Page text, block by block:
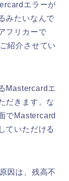
エラーが
みたいなんで
フリカーで
紹介させてい
Mastercardエ
だきます。な
でMastercard
ていただける
因は、残高不